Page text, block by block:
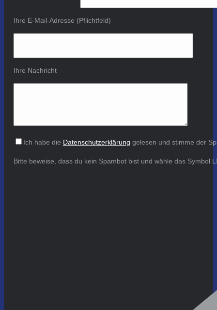
Ihre E-Mail-Adresse (Pflichtfeld)
Ihre Nachricht
Ich habe die Datenschutzerklärung gelesen und stimme der
Bitte beweise, dass du kein Spambot bist und wähle das Symbol